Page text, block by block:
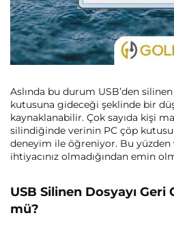
Aslında bu durum USB’den
kutusuna gideceği şeklinde bir
kaynaklanabilir. Çok sayıda kişi
silindiğinde verinin PC çöp
deneyim ile öğreniyor. Bu
ihtiyacınız olmadığından emin
USB Silinen Dosyayı
mü?